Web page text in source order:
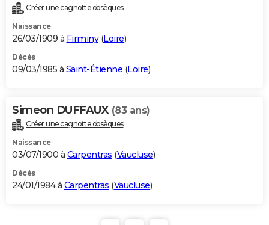
Créer une cagnotte obsèques
Naissance
26/03/1909 à Firminy(Loire)
Décès
09/03/1985 à Saint-Étienne (Loire)
Simeon DUFFAUX (83 ans)
Créer une cagnotte obsèques
Naissance
03/07/1900 à Carpentras (Vaucluse)
Décès
24/01/1984 à Carpentras (Vaucluse)